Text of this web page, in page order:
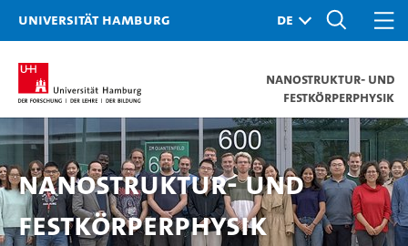
Universität Hamburg
Nanostruktur- und
Festkörperphysik
Nanostruktur- und
Festkörperphysik